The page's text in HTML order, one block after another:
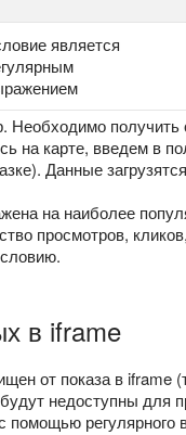
является
Необходимо получить
на карте, введем в
Данные
на наиболее
просмотров,
в iframe
от показа в iframe
недоступны для
помощью